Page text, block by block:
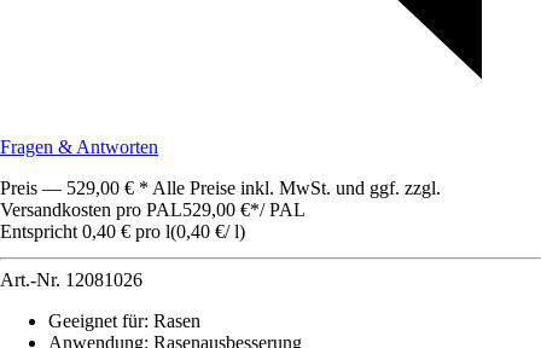
Fragen & Antworten
Preis — 529,00 € * Alle Preise inkl. MwSt. und ggf. zzgl.
Versandkosten pro PAL529,00 €*/ PAL
Entspricht 0,40 € pro l(0,40 €/ l)
Art.-Nr. 12081026
Geeignet für: Rasen
Anwendung: Rasenausbesserung